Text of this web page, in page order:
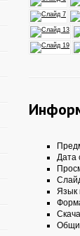
Дата
Язык